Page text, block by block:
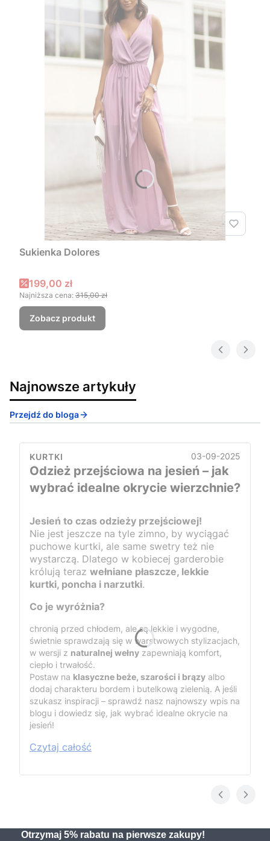
Sukienka Dolores
Cena promocyjna
199,00 zł
Najniższa cena: 315,00 zł
Zobacz produkt
Najnowsze artykuły
Przejdź do bloga
KURTKI 03-09-2025
Odzież przejściowa na jesień – jak
wybrać idealne okrycie wierzchnie?
Jesień to czas odzieży przejściowej!
Nie jest jeszcze na tyle zimno, by wyciągać
puchowe kurtki, ale same swetry też nie
wystarczą. Dlatego w kobiecej garderobie
królują teraz wełniane płaszcze, lekkie
kurtki, poncha i narzutki.
Co je wyróżnia?
chronią przed chłodem, ale są lekkie i wygodne,
świetnie sprawdzają się w warstwowych stylizacjach,
w wersji z naturalnej wełny zapewniają komfort,
ciepło i trwałość.
Postaw na klasyczne beże, szarości i brązy albo
dodaj charakteru bordem i butelkową zielenią. A jeśli
szukasz inspiracji – sprawdź nasz najnowszy wpis na
blogu i dowiedz się, jak wybrać idealne okrycie na
jesień!
Czytaj całość
Otrzymaj 5% rabatu na pierwsze zakupy!